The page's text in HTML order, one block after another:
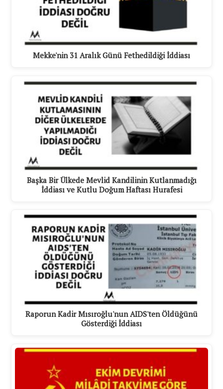
Mekke'nin 31 Aralık Günü Fethedildiği İddiası
Başka Bir Ülkede Mevlid Kandilinin Kutlanmadığı
İddiası ve Kutlu Doğum Haftası Hurafesi
Raporun Kadir Mısıroğlu'nun AIDS'ten Öldüğünü
Gösterdiği İddiası